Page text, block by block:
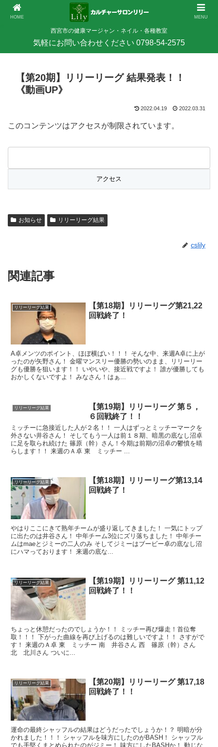
西宮市の健康マージャン・ネイル・各種教室
【第20期】リリーリーグ 結果発表！！
《動画UP》
2022.04.19 2022.03.31
このコンテンツはアクセスが制限されています。
お知らせ リリーリーグ結果
cslily
関連記事
リリーリーグ結果
【第18期】リリーリーグ第21,22
回戦終了！
A卓メンツのポイント、ほぼ横ばい！！！ そんな中、来週A卓に上が
ったのが矢野さん！ 金曜マンスリー優勝の勢いのまま、リリーリー
グも優勝を狙います！！ いやいや、接近戦ですよ！ 誰が優勝しても
おかしくないですよ！ みなさん！はぁ...
リリーリーグ結果
【第19期】リリーリーグ 第５，
６回戦終了！！
ミッチーに急接近した人が２名！！ 一人はずっとミッチーマークを
外さない井谷さん！ そしてもう一人は前１８期、暗黒の底なし沼卓
に足を取られ続けた 篠原（幹）さん！今期は前期の沼卓の鬱憤を晴
らします！！ 来週のＡ卓 東 ミッチー ...
リリーリーグ結果
【第18期】リリーリーグ第13,14
回戦終了！
やはりここにきて熟年チームが盛り返してきました！ 一気にトップ
に出たのは井谷さん！ 中年チーム3位にズリ落ちました！ 中年チー
ムはmaeとジミーの二人のみ そしてジミーはブービー卓の底なし沼
にハマっております！ 来週の底な...
リリーリーグ結果
【第19期】リリーリーグ 第11,12
回戦終了！！
ちょっと休憩だったのでしょうか！！ ミッチー再び爆走！首位奪
取！！！ 下がった曲線を再び上げるのは難しいですよ！！ さすがで
す！ 来週のＡ卓 東 ミッチー 南 井谷さん 西 篠原（幹）さん
北 北川さん ついに...
リリーリーグ結果
【第20期】リリーリーグ 第17,18
回戦終了！！
運命の最終シャッフルの結果はどうだったでしょうか！？ 明暗が分
かれました！！！ シャッフルを味方にしたのがBASH！ シャッフル
でも手堅くまとめられたのがジミー！ 味方にしたBASHか！ 動じな
HOME MENU